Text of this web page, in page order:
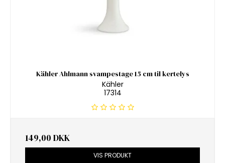
Kähler Ahlmann svampestage 15 cm til kertelys
Kähler
17314
149,00 DKK
VIS PRODUKT